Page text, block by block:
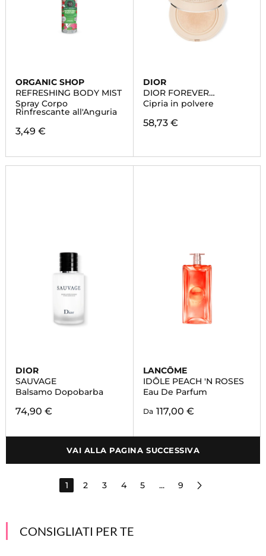
ORGANIC SHOP
REFRESHING BODY MIST
Spray Corpo
Rinfrescante all'Anguria
3,49 €
DIOR
DIOR FOREVER
CUSHION POWDER
Cipria in polvere
58,73 €
DIOR
SAUVAGE
Balsamo Dopobarba
74,90 €
LANCÔME
IDÔLE PEACH 'N ROSES
Eau De Parfum
Da 117,00 €
VAI ALLA PAGINA SUCCESSIVA
1 2 3 4 5 ... 9
CONSIGLIATI PER TE